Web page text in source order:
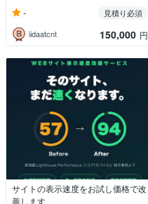
-
見積り必須
iidaatcnt
150,000 円
サイトの表示速度をお試し価格で改
善します